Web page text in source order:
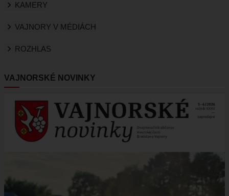
KAMERY
VAJNORY V MÉDIÁCH
ROZHLAS
VAJNORSKÉ NOVINKY
Obrázok